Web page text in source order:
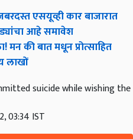
एसयूव्ही कार बाजारात
आहे समावेश
की बात मधून प्रोत्साहित
लाखों
suicide while wishing the
03:34 IST